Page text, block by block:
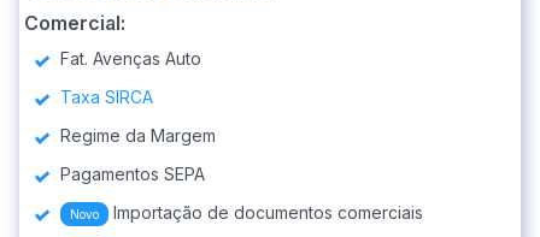
Comercial:
Fat. Avenças Auto
Taxa SIRCA
Regime da Margem
Pagamentos SEPA
Novo Importação de documentos comerciais